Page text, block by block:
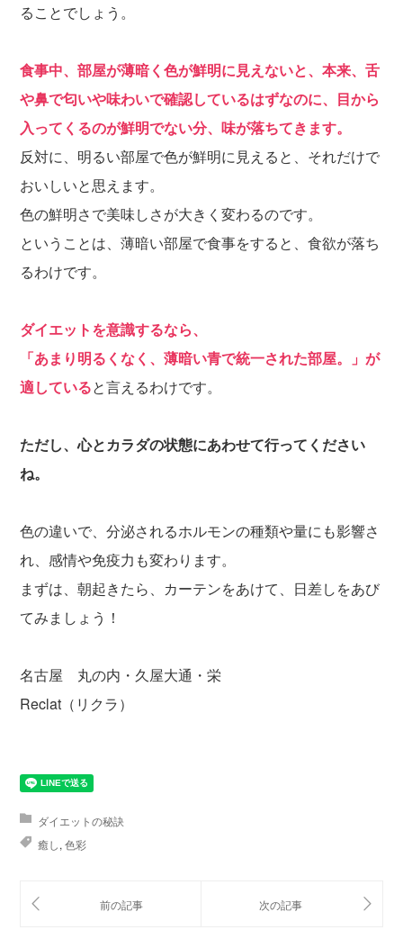
ることでしょう。
食事中、部屋が薄暗く色が鮮明に見えないと、本来、舌
や鼻で匂いや味わいで確認しているはずなのに、目から
入ってくるのが鮮明でない分、味が落ちてきます。
反対に、明るい部屋で色が鮮明に見えると、それだけで
おいしいと思えます。
色の鮮明さで美味しさが大きく変わるのです。
ということは、薄暗い部屋で食事をすると、食欲が落ち
るわけです。
ダイエットを意識するなら、
「あまり明るくなく、薄暗い青で統一された部屋。」が
適していると言えるわけです。
ただし、心とカラダの状態にあわせて行ってください
ね。
色の違いで、分泌されるホルモンの種類や量にも影響さ
れ、感情や免疫力も変わります。
まずは、朝起きたら、カーテンをあけて、日差しをあび
てみましょう！
名古屋 丸の内・久屋大通・栄
Reclat（リクラ）
ダイエットの秘訣
癒し, 色彩